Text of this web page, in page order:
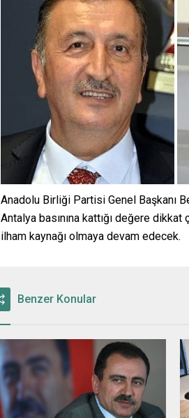
Anadolu Birliği Partisi Genel Başkanı
Antalya basınına kattığı değere
ilham kaynağı olmaya devam edecek.
Benzer Konular